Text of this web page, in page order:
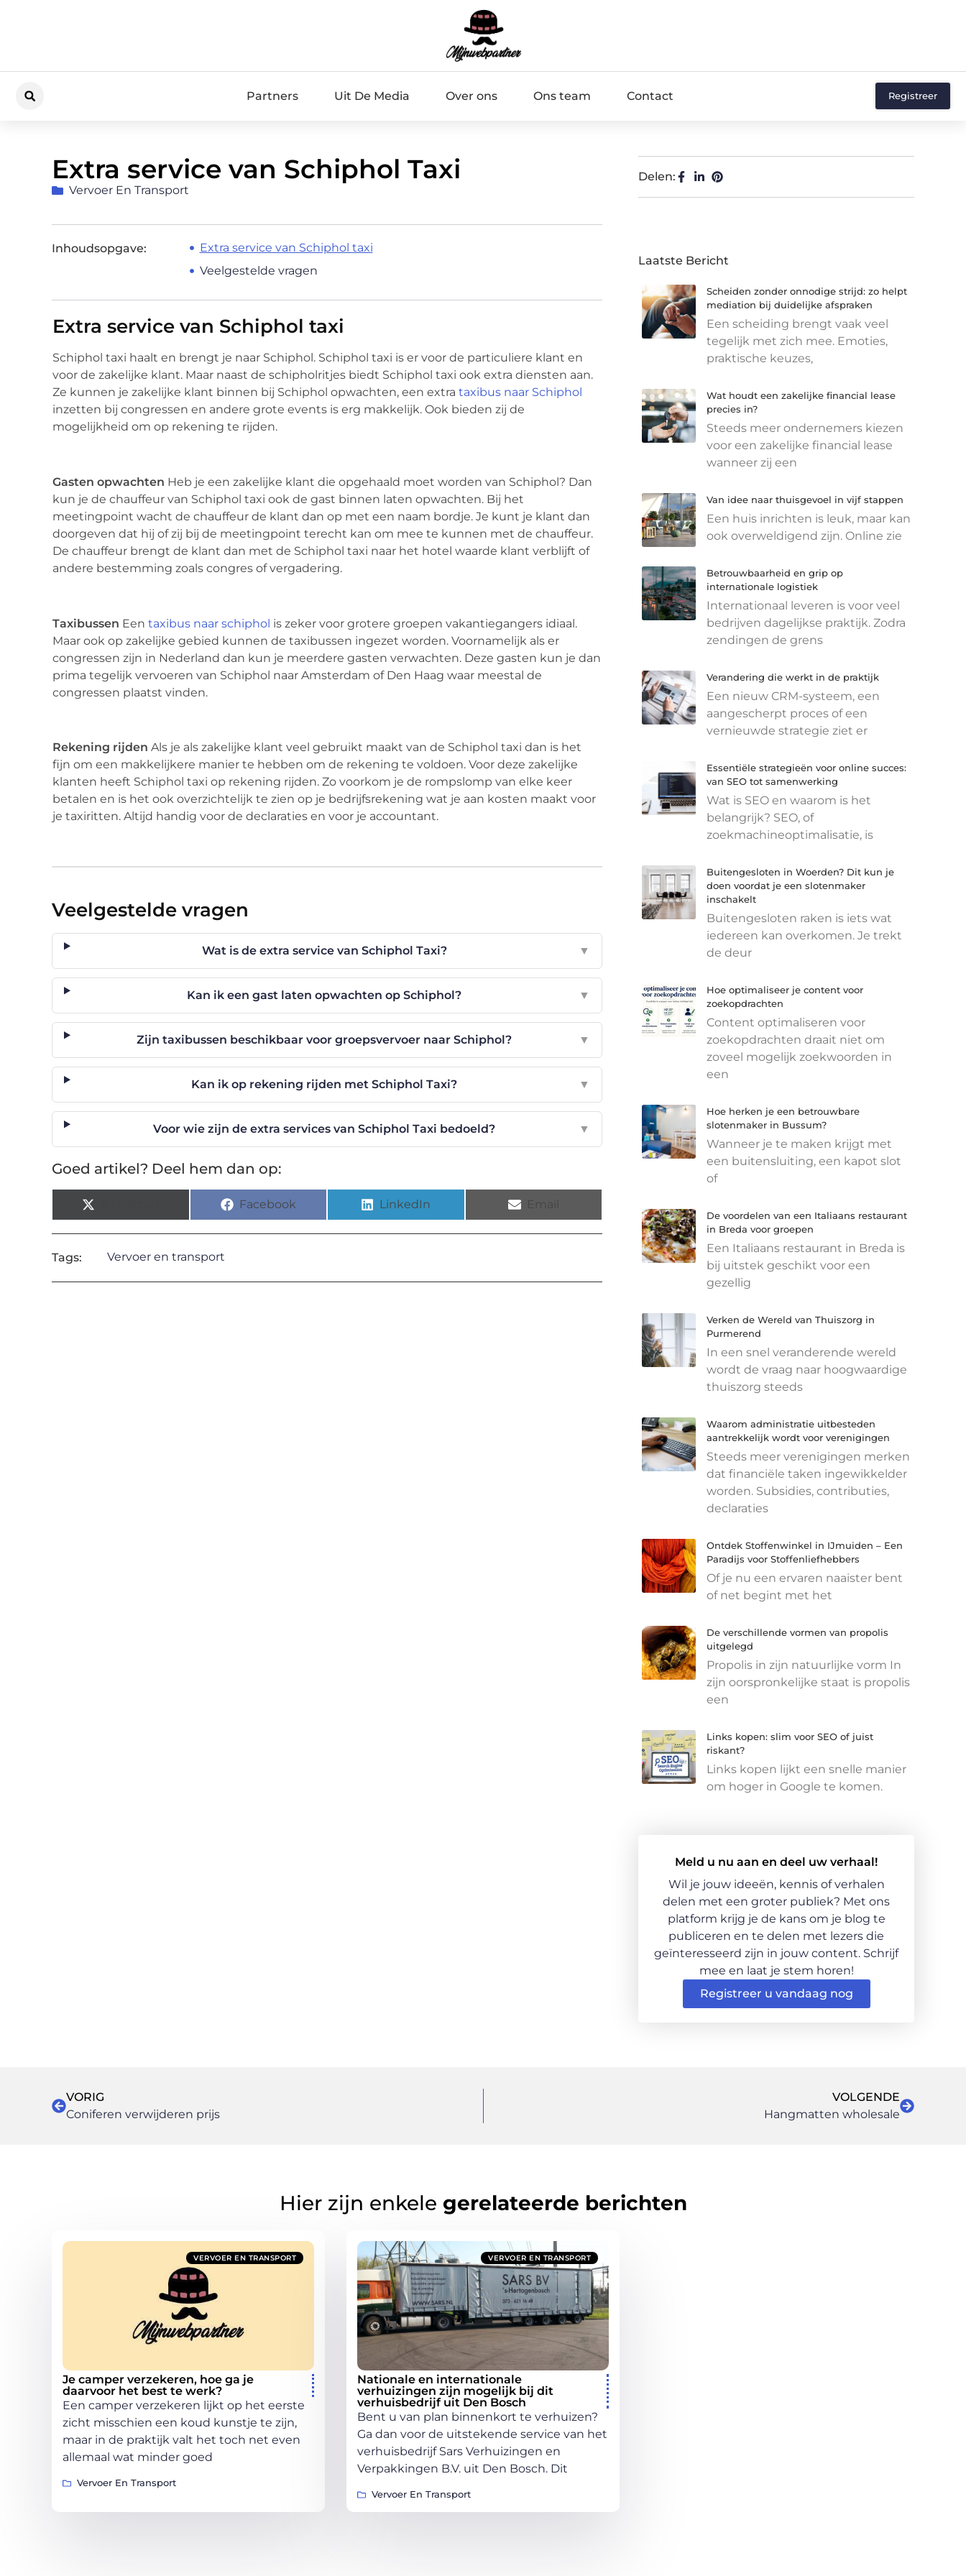
Partners Uit De Media Over ons Ons team Contact Registreer
Extra service van Schiphol Taxi
Vervoer En Transport
Inhoudsopgave:
Extra service van Schiphol taxi
Veelgestelde vragen
Extra service van Schiphol taxi
Schiphol taxi haalt en brengt je naar Schiphol. Schiphol taxi is er voor de particuliere klant en
voor de zakelijke klant. Maar naast de schipholritjes biedt Schiphol taxi ook extra diensten aan.
Ze kunnen je zakelijke klant binnen bij Schiphol opwachten, een extra taxibus naar Schiphol
inzetten bij congressen en andere grote events is erg makkelijk. Ook bieden zij de
mogelijkheid om op rekening te rijden.
Gasten opwachten Heb je een zakelijke klant die opgehaald moet worden van Schiphol? Dan
kun je de chauffeur van Schiphol taxi ook de gast binnen laten opwachten. Bij het
meetingpoint wacht de chauffeur de klant dan op met een naam bordje. Je kunt je klant dan
doorgeven dat hij of zij bij de meetingpoint terecht kan om mee te kunnen met de chauffeur.
De chauffeur brengt de klant dan met de Schiphol taxi naar het hotel waarde klant verblijft of
andere bestemming zoals congres of vergadering.
Taxibussen Een taxibus naar schiphol is zeker voor grotere groepen vakantiegangers idiaal.
Maar ook op zakelijke gebied kunnen de taxibussen ingezet worden. Voornamelijk als er
congressen zijn in Nederland dan kun je meerdere gasten verwachten. Deze gasten kun je dan
prima tegelijk vervoeren van Schiphol naar Amsterdam of Den Haag waar meestal de
congressen plaatst vinden.
Rekening rijden Als je als zakelijke klant veel gebruikt maakt van de Schiphol taxi dan is het
fijn om een makkelijkere manier te hebben om de rekening te voldoen. Voor deze zakelijke
klanten heeft Schiphol taxi op rekening rijden. Zo voorkom je de rompslomp van elke keer
betalen en is het ook overzichtelijk te zien op je bedrijfsrekening wat je aan kosten maakt voor
je taxiritten. Altijd handig voor de declaraties en voor je accountant.
Veelgestelde vragen
Wat is de extra service van Schiphol Taxi? ▼
Kan ik een gast laten opwachten op Schiphol? ▼
Zijn taxibussen beschikbaar voor groepsvervoer naar Schiphol? ▼
Kan ik op rekening rijden met Schiphol Taxi? ▼
Voor wie zijn de extra services van Schiphol Taxi bedoeld? ▼
Goed artikel? Deel hem dan op:
Facebook LinkedIn
Tags: Vervoer en transport
Delen:
Laatste Bericht
Scheiden zonder onnodige strijd: zo helpt
mediation bij duidelijke afspraken
Een scheiding brengt vaak veel
tegelijk met zich mee. Emoties,
praktische keuzes,
Wat houdt een zakelijke financial lease
precies in?
Steeds meer ondernemers kiezen
voor een zakelijke financial lease
wanneer zij een
Van idee naar thuisgevoel in vijf stappen
Een huis inrichten is leuk, maar kan
ook overweldigend zijn. Online zie
Betrouwbaarheid en grip op
internationale logistiek
Internationaal leveren is voor veel
bedrijven dagelijkse praktijk. Zodra
zendingen de grens
Verandering die werkt in de praktijk
Een nieuw CRM-systeem, een
aangescherpt proces of een
vernieuwde strategie ziet er
Essentiële strategieën voor online succes:
van SEO tot samenwerking
Wat is SEO en waarom is het
belangrijk? SEO, of
zoekmachineoptimalisatie, is
Buitengesloten in Woerden? Dit kun je
doen voordat je een slotenmaker
inschakelt
Buitengesloten raken is iets wat
iedereen kan overkomen. Je trekt
de deur
Hoe optimaliseer je content voor
zoekopdrachten
Content optimaliseren voor
zoekopdrachten draait niet om
zoveel mogelijk zoekwoorden in
een
Hoe herken je een betrouwbare
slotenmaker in Bussum?
Wanneer je te maken krijgt met
een buitensluiting, een kapot slot
of
De voordelen van een Italiaans restaurant
in Breda voor groepen
Een Italiaans restaurant in Breda is
bij uitstek geschikt voor een
gezellig
Verken de Wereld van Thuiszorg in
Purmerend
In een snel veranderende wereld
wordt de vraag naar hoogwaardige
thuiszorg steeds
Waarom administratie uitbesteden
aantrekkelijk wordt voor verenigingen
Steeds meer verenigingen merken
dat financiële taken ingewikkelder
worden. Subsidies, contributies,
declaraties
Ontdek Stoffenwinkel in IJmuiden – Een
Paradijs voor Stoffenliefhebbers
Of je nu een ervaren naaister bent
of net begint met het
De verschillende vormen van propolis
uitgelegd
Propolis in zijn natuurlijke vorm In
zijn oorspronkelijke staat is propolis
een
Links kopen: slim voor SEO of juist
riskant?
Links kopen lijkt een snelle manier
om hoger in Google te komen.
Meld u nu aan en deel uw verhaal!
Wil je jouw ideeën, kennis of verhalen
delen met een groter publiek? Met ons
platform krijg je de kans om je blog te
publiceren en te delen met lezers die
geïnteresseerd zijn in jouw content. Schrijf
mee en laat je stem horen!
Registreer u vandaag nog
VORIG
Coniferen verwijderen prijs
VOLGENDE
Hangmatten wholesale
Hier zijn enkele gerelateerde berichten
VERVOER EN TRANSPORT
Je camper verzekeren, hoe ga je
daarvoor het best te werk?
Een camper verzekeren lijkt op het eerste
zicht misschien een koud kunstje te zijn,
maar in de praktijk valt het toch net even
allemaal wat minder goed
Vervoer En Transport
VERVOER EN TRANSPORT
Nationale en internationale
verhuizingen zijn mogelijk bij dit
verhuisbedrijf uit Den Bosch
Bent u van plan binnenkort te verhuizen?
Ga dan voor de uitstekende service van het
verhuisbedrijf Sars Verhuizingen en
Verpakkingen B.V. uit Den Bosch. Dit
Vervoer En Transport